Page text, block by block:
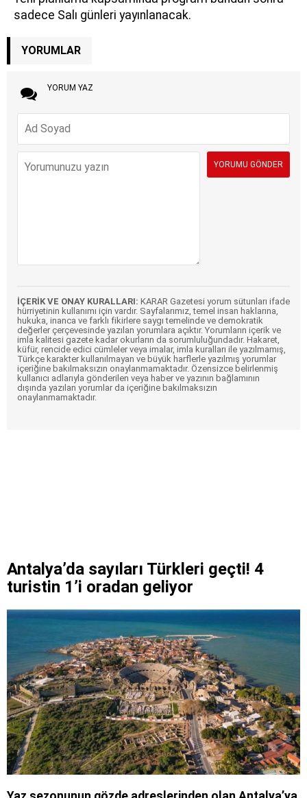
sadece Salı günleri yayınlanacak.
YORUMLAR
YORUM YAZ
İÇERİK VE ONAY KURALLARI: KARAR Gazetesi yorum sütunları ifade
hürriyetinin kullanımı için vardır. Sayfalarımız, temel insan haklarına,
hukuka, inanca ve farklı fikirlere saygı temelinde ve demokratik
değerler çerçevesinde yazılan yorumlara açıktır. Yorumların içerik ve
imla kalitesi gazete kadar okurların da sorumluluğundadır. Hakaret,
küfür, rencide edici cümleler veya imalar, imla kuralları ile yazılmamış,
Türkçe karakter kullanılmayan ve büyük harflerle yazılmış yorumlar
içeriğine bakılmaksızın onaylanmamaktadır. Özensizce belirlenmiş
kullanıcı adlarıyla gönderilen veya haber ve yazının bağlamının
dışında yazılan yorumlar da içeriğine bakılmaksızın
onaylanmamaktadır.
Antalya’da sayıları Türkleri geçti! 4
turistin 1’i oradan geliyor